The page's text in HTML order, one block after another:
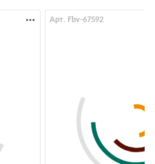
Арт. Fbv-67592